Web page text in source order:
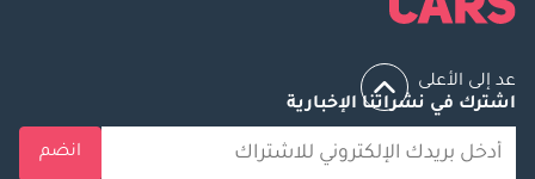
عد إلى الأعلى
اشترك في نشراتنا الإخبارية
انضم